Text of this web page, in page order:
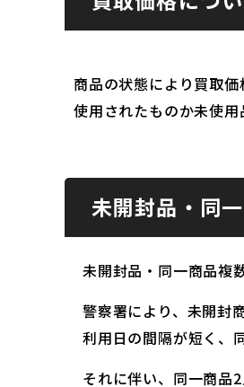
商品の状態により買取価
使用されたものか未使用
未開封品・同
未開封品・同一商品複
警察署により、未開封
利用日の間隔が短く、
それに伴い、同一商品